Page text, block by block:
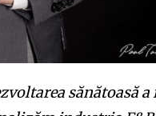
sănătoasă